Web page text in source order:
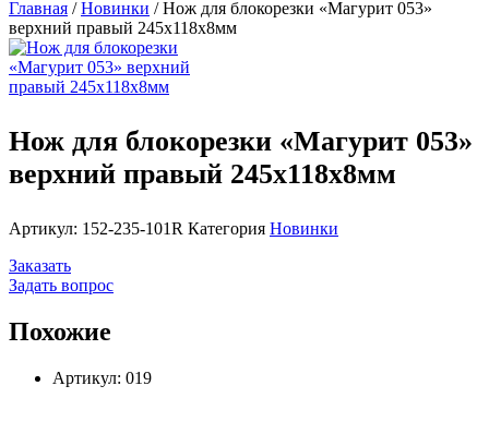
Главная /Новинки / Нож для блокорезки «Магурит 053»
верхний правый 245х118х8мм
Нож для блокорезки «Магурит 053»
верхний правый 245х118х8мм
Артикул: 152-235-101R Категория Новинки
Заказать
Задать вопрос
Похожие
Артикул: 019